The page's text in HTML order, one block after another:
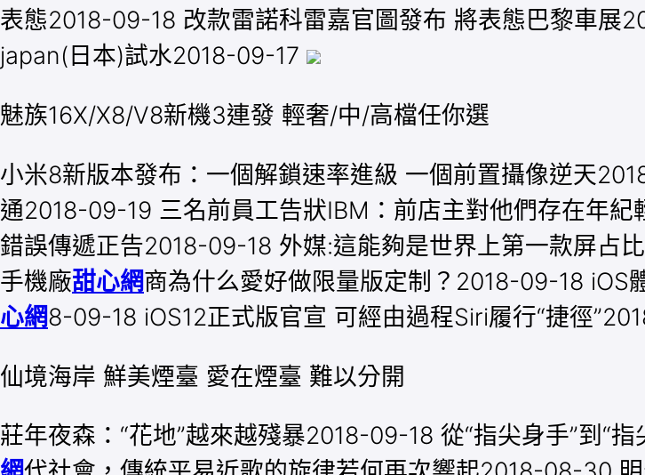
表態2018-09-18 改款雷諾科雷嘉官圖發布 將表態巴黎車展
japan(日本)試水2018-09-17
魅族16X/X8/V8新機3連發 輕奢/中/高檔任你選
小米8新版本發布：一個解鎖速率進級 一個前置攝像逆天
通2018-09-19 三名前員工告狀IBM：前店主對他們存在年
錯誤傳遞正告2018-09-18 外媒:這能夠是世界上第一款屏占
手機廠甜心網商為什么愛好做限量版定制？2018-09-18 iOS
心網8-09-18 iOS12正式版官宣 可經由過程Siri履行“捷徑
仙境海岸 鮮美煙臺 愛在煙臺 難以分開
莊年夜森：“花地”越來越殘暴2018-09-18 從“指尖身手”到“